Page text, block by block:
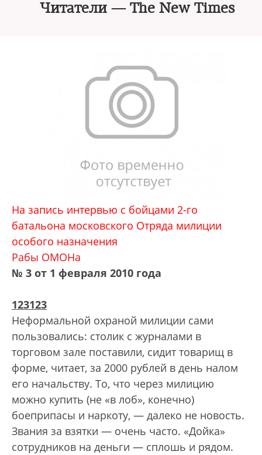
Читатели — The New Times
На запись интервью с бойцами 2-го
батальона московского Отряда милиции
особого назначения
Рабы ОМОНа
№ 3 от 1 февраля 2010 года
123123
Неформальной охраной милиции сами
пользовались: столик с журналами в
торговом зале поставили, сидит товарищ в
форме, читает, за 2000 рублей в день налом
его начальству. То, что через милицию
можно купить (не «в лоб», конечно)
боеприпасы и наркоту, — далеко не новость.
Звания за взятки — очень часто. «Дойка»
сотрудников на деньги — сплошь и рядом.